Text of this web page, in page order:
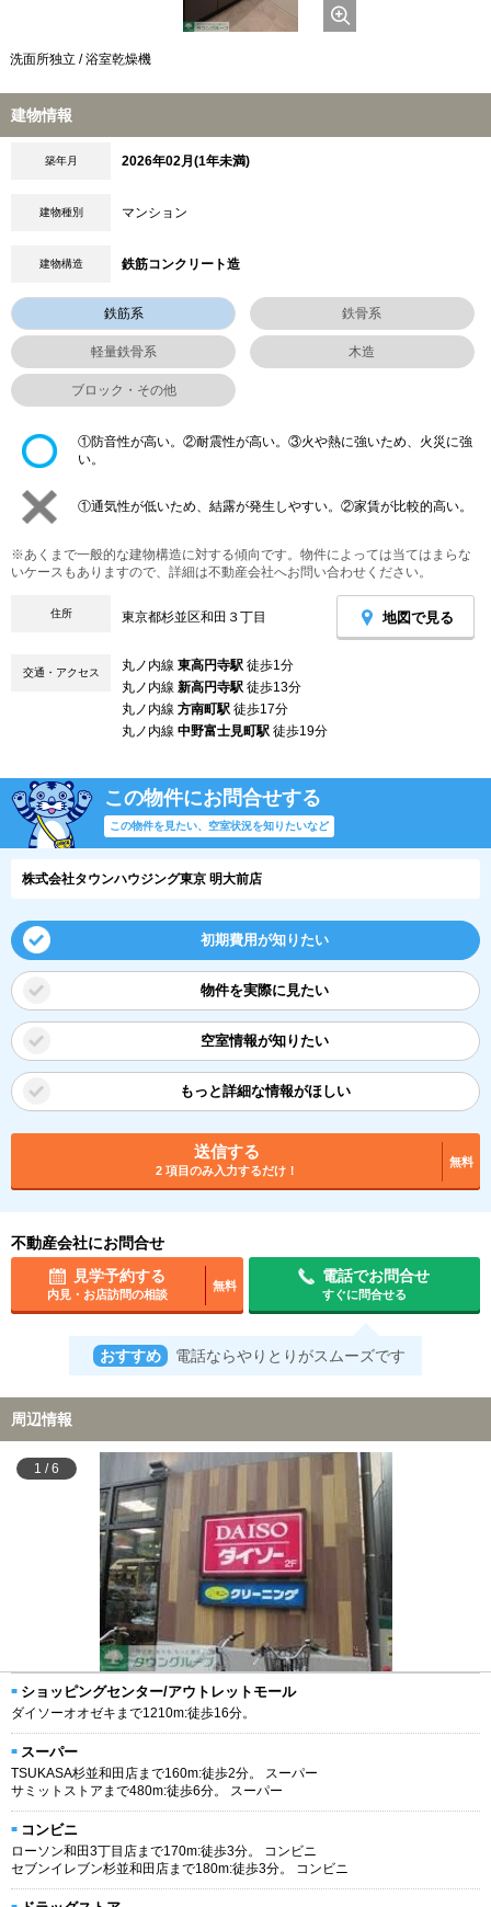
洗面所独立 / 浴室乾燥機
建物情報
築年月 2026年02月(1年未満)
建物種別 マンション
建物構造 鉄筋コンクリート造
鉄筋系 鉄骨系
軽量鉄骨系 木造
ブロック・その他
①防音性が高い。②耐震性が高い。③火や熱に強いため、火災に強
い。
①通気性が低いため、結露が発生しやすい。②家賃が比較的高い。
※あくまで一般的な建物構造に対する傾向です。物件によっては当てはまらな
いケースもありますので、詳細は不動産会社へお問い合わせください。
住所 東京都杉並区和田３丁目 地図で見る
交通・アクセス 丸ノ内線 東高円寺駅 徒歩1分
丸ノ内線 新高円寺駅 徒歩13分
丸ノ内線 方南町駅 徒歩17分
丸ノ内線 中野富士見町駅 徒歩19分
この物件にお問合せする
この物件を見たい、空室状況を知りたいなど
株式会社タウンハウジング東京 明大前店
初期費用が知りたい
物件を実際に見たい
空室情報が知りたい
もっと詳細な情報がほしい
送信する
2 項目のみ入力するだけ！
無料
不動産会社にお問合せ
見学予約する
内見・お店訪問の相談
無料
電話でお問合せ
すぐに問合せる
おすすめ 電話ならやりとりがスムーズです
周辺情報
1 /6
ショッピングセンター/アウトレットモール
ダイソーオオゼキまで1210m:徒歩16分。
スーパー
TSUKASA杉並和田店まで160m:徒歩2分。 スーパー
サミットストアまで480m:徒歩6分。 スーパー
コンビニ
ローソン和田3丁目店まで170m:徒歩3分。 コンビニ
セブンイレブン杉並和田店まで180m:徒歩3分。 コンビニ